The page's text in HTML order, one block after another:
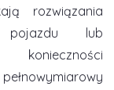
rozwiązania
pojazdu lub